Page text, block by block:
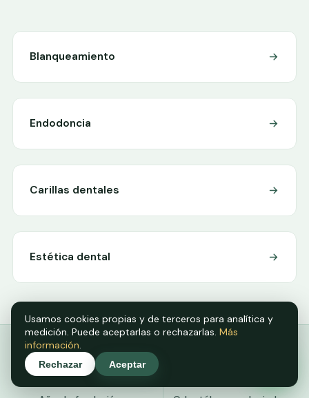
Blanqueamiento
Endodoncia
Carillas dentales
Estética dental
2019
Usamos cookies propias y de terceros para analítica y
medición. Puede aceptarlas o rechazarlas. Más
información.
Rechazar Aceptar